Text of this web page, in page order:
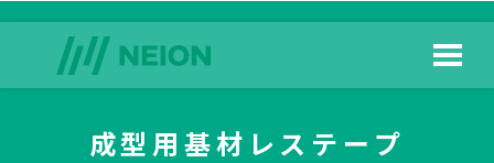
成型用基材レステープ